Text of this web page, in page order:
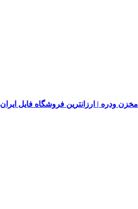
مخزن ودره | ارزانترین فروشگاه فایل ایران